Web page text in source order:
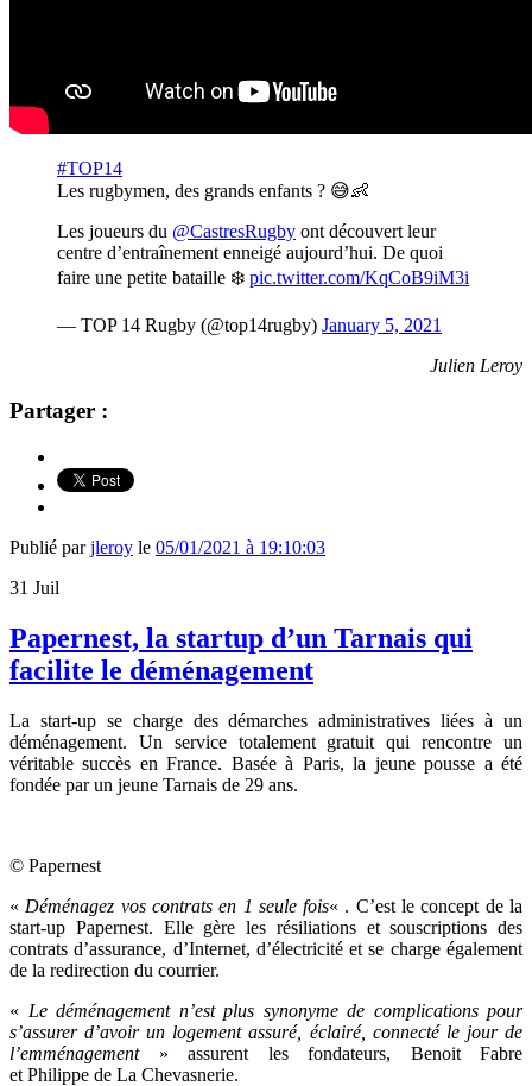
#TOP14
Les rugbymen, des grands enfants ? 😅👶
Les joueurs du @CastresRugby ont découvert leur
centre d’entraînement enneigé aujourd’hui. De quoi
faire une petite bataille ❄️ pic.twitter.com/KqCoB9iM3i
— TOP 14 Rugby (@top14rugby) January 5, 2021
Julien Leroy
Partager :
Publié parjleroy le 05/01/2021 à 19:10:03
31 Juil
Papernest, la startup d’un Tarnais qui
facilite le déménagement
La start-up se charge des démarches administratives liées à un
déménagement. Un service totalement gratuit qui rencontre un
véritable succès en France. Basée à Paris, la jeune pousse a été
fondée par un jeune Tarnais de 29 ans.
© Papernest
« Déménagez vos contrats en 1 seule fois« . C’est le concept de la
start-up Papernest. Elle gère les résiliations et souscriptions des
contrats d’assurance, d’Internet, d’électricité et se charge également
de la redirection du courrier.
« Le déménagement n’est plus synonyme de complications pour
s’assurer d’avoir un logement assuré, éclairé, connecté le jour de
l’emménagement» assurent les fondateurs, Benoit Fabre
et Philippe de La Chevasnerie.